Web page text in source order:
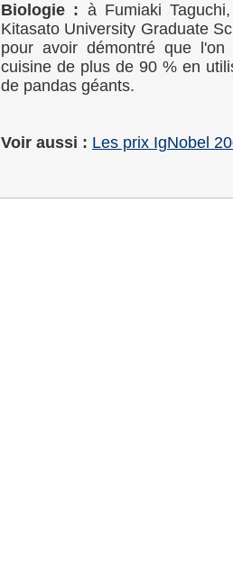
Biologie : à Fumiaki
Kitasato University Graduate
pour avoir démontré que
cuisine de plus de 90 % en
de pandas géants.
Voir aussi : Les prix IgNobel